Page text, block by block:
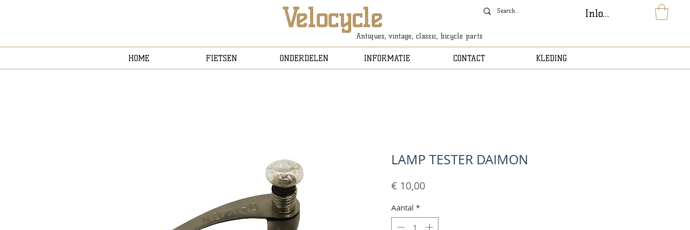
Velocycle
Antiques, vintage, classic, bicycle parts
Inloggen
HOME FIETSEN ONDERDELEN INFORMATIE CONTACT KLEDING
LAMP TESTER DAIMON
€ 10,00Prijs
Aantal *